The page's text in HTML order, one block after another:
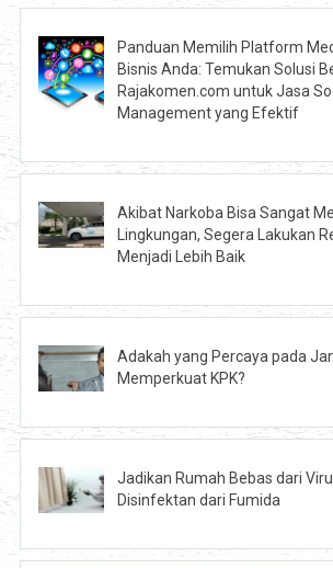
Panduan Memilih Platform
Bisnis Anda: Temukan Solusi
Rajakomen.com untuk Jasa
Management yang Efektif
Akibat Narkoba Bisa Sangat
Lingkungan, Segera Lakukan
Menjadi Lebih Baik
Adakah yang Percaya pada
Memperkuat KPK?
Jadikan Rumah Bebas dari
Disinfektan dari Fumida